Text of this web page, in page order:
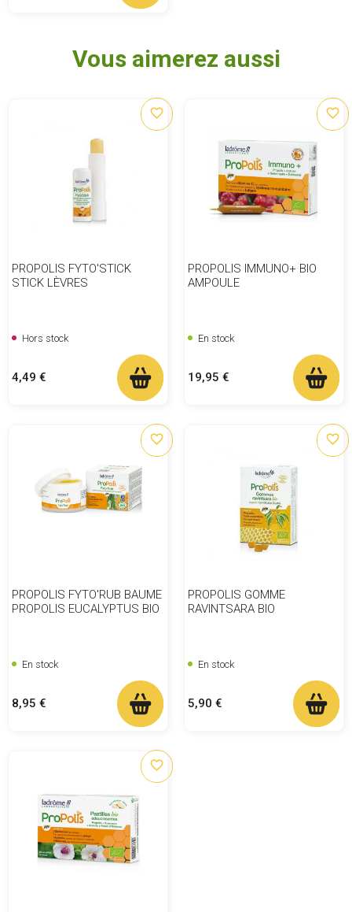
Vous aimerez aussi
PROPOLIS FYTO'STICK
STICK LÈVRES
favorite_border
Hors stock
Prix
4,49 €
PROPOLIS IMMUNO+ BIO
AMPOULE
favorite_border
En stock
Prix
19,95 €
PROPOLIS FYTO'RUB BAUME
PROPOLIS EUCALYPTUS BIO
favorite_border
En stock
Prix
8,95 €
PROPOLIS GOMME
RAVINTSARA BIO
favorite_border
En stock
Prix
5,90 €
favorite_border